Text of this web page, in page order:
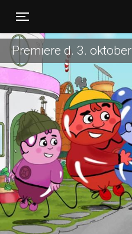
Premiere d. 3. oktober